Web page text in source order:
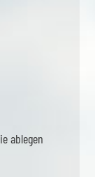
ablegen